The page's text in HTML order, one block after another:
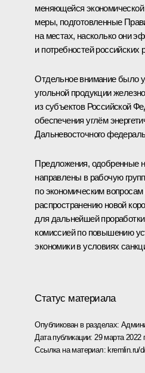
меняющейся экономической
меры, подготовленные
на местах, насколько они
и потребностей российских
Отдельное внимание было
угольной продукции
из субъектов Российской
обеспечения углём
Дальневосточного
Предложения, одобренные
направлены в рабочую
по экономическим
распространению новой
для дальнейшей
комиссией по повышению
экономики в условиях
Статус материала
Опубликован в разделах:
Дата публикации: 29 марта 2022
Ссылка на материал: kremlin.ru/